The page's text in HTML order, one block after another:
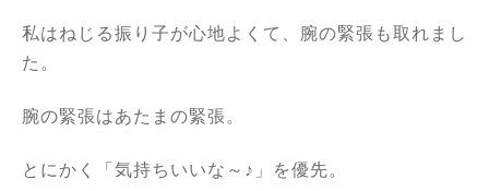
私はねじる振り子が心地よくて、腕の緊張も取れまし
た。
腕の緊張はあたまの緊張。
とにかく「気持ちいいな～♪」を優先。